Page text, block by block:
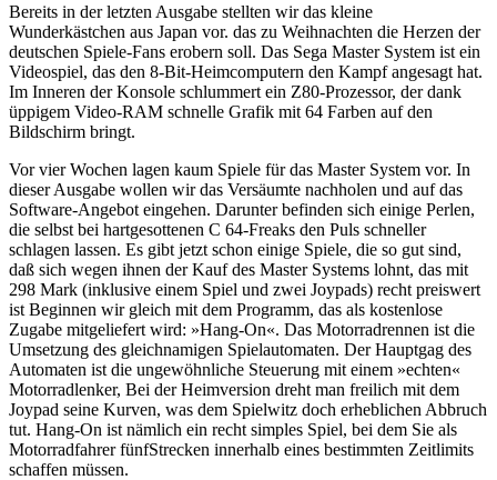
Bereits in der letzten Ausgabe stellten wir das kleine
Wunderkästchen aus Japan vor. das zu Weihnachten die Herzen der
deutschen Spiele-Fans erobern soll. Das Sega Master System ist ein
Videospiel, das den 8-Bit-Heimcomputern den Kampf angesagt hat.
Im Inneren der Konsole schlummert ein Z80-Prozessor, der dank
üppigem Video-RAM schnelle Grafik mit 64 Farben auf den
Bildschirm bringt.
Vor vier Wochen lagen kaum Spiele für das Master System vor. In
dieser Ausgabe wollen wir das Versäumte nachholen und auf das
Software-Angebot eingehen. Darunter befinden sich einige Perlen,
die selbst bei hartgesottenen C 64-Freaks den Puls schneller
schlagen lassen. Es gibt jetzt schon einige Spiele, die so gut sind,
daß sich wegen ihnen der Kauf des Master Systems lohnt, das mit
298 Mark (inklusive einem Spiel und zwei Joypads) recht preiswert
ist Beginnen wir gleich mit dem Programm, das als kostenlose
Zugabe mitgeliefert wird: »Hang-On«. Das Motorradrennen ist die
Umsetzung des gleichnamigen Spielautomaten. Der Hauptgag des
Automaten ist die ungewöhnliche Steuerung mit einem »echten«
Motorradlenker, Bei der Heimversion dreht man freilich mit dem
Joypad seine Kurven, was dem Spielwitz doch erheblichen Abbruch
tut. Hang-On ist nämlich ein recht simples Spiel, bei dem Sie als
Motorradfahrer fünfStrecken innerhalb eines bestimmten Zeitlimits
schaffen müssen.